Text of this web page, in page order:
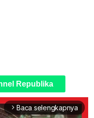
Republika
arrow_forward_ios Baca selengkapnya